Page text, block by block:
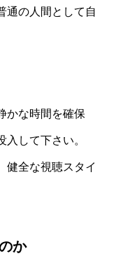
通の人間として自
かな時間を確保
して下さい。
健全な視聴スタイ
か